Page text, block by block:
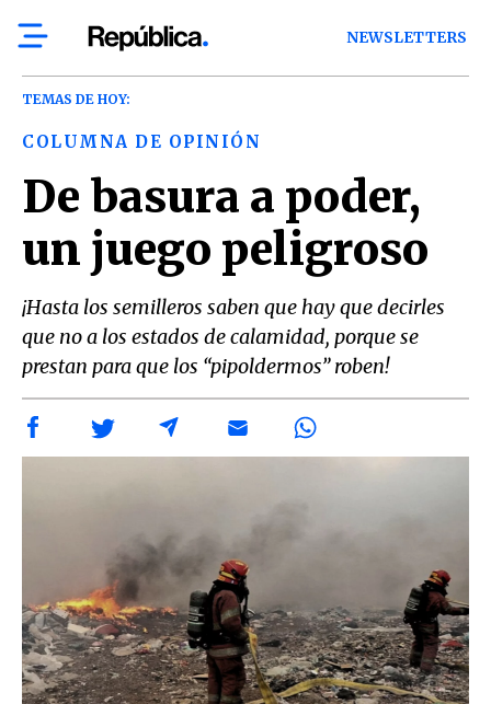
NEWSLETTERS
TEMAS DE HOY:
COLUMNA DE OPINIÓN
De basura a poder,
un juego peligroso
¡Hasta los semilleros saben que hay que decirles
que no a los estados de calamidad, porque se
prestan para que los “pipoldermos” roben!